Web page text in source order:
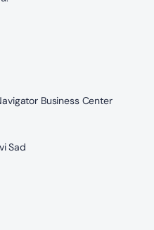
Business Center
Sad